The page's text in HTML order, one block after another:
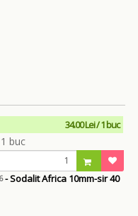
34.00 Lei / 1 buc
- Sodalit Africa 10mm-sir 40